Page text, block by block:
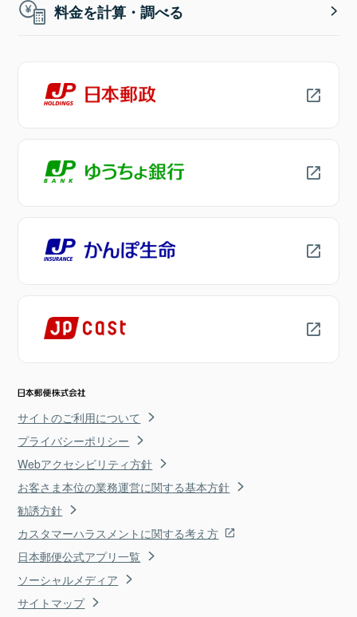
料金を計算・調べる
サイトのご利用について
プライバシーポリシー
Webアクセシビリティ方針
お客さま本位の業務運営に関する基本方針
勧誘方針
カスタマーハラスメントに関する考え方
日本郵便公式アプリ一覧
ソーシャルメディア
サイトマップ